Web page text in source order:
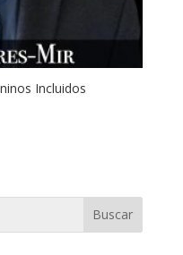
Incluidos